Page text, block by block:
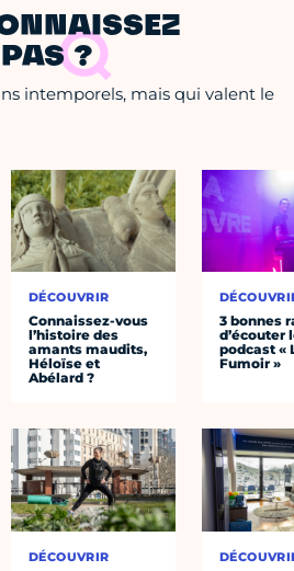
?
intemporels, mais qui valent le
DÉCOUVRIR
Connaissez-vous
l’histoire des
amants maudits,
Héloïse et
Abélard ?
DÉCOUVRIR
3 bonnes
d’écouter
podcast «
Fumoir »